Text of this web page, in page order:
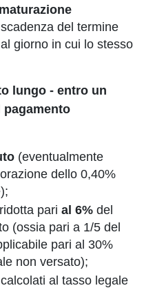
maturazione
del termine
giorno in cui lo stesso
lungo - entro un
pagamento
(eventualmente
dello 0,40%
pari al 6% del
(ossia pari a 1/5 del
pari al 30%
non versato);
calcolati al tasso legale